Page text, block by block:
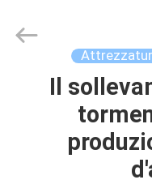
CASA.
PRODOTTI
Technology
Limited.
Il